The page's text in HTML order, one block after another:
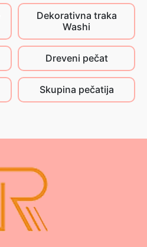
Dekorativna traka
Washi
Dreveni pečat
Skupina pečatija